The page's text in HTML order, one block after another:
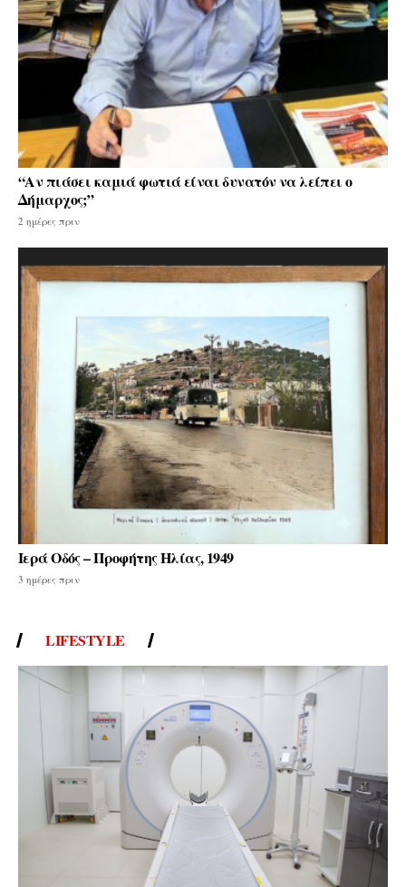
“Αν πιάσει καμιά φωτιά είναι δυνατόν να λείπει ο
Δήμαρχος;”
2 ημέρες πριν
Ιερά Οδός – Προφήτης Ηλίας, 1949
3 ημέρες πριν
LIFESTYLE